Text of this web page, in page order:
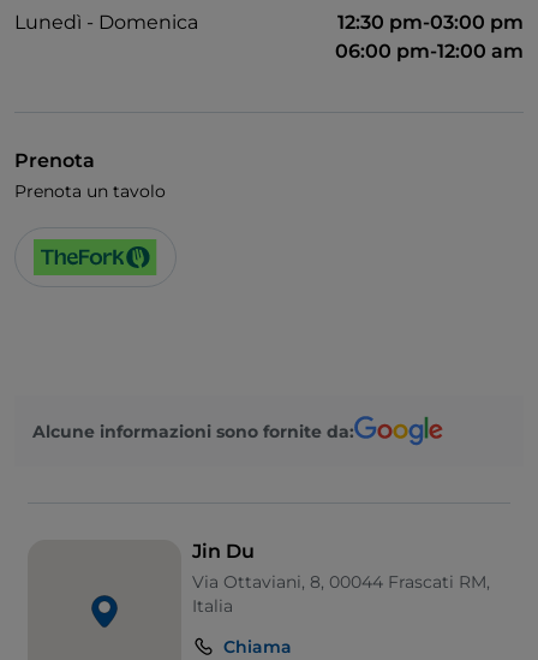
Lunedì - Domenica
12:30 pm-03:00 pm
06:00 pm-12:00 am
Prenota
Prenota un tavolo
Alcune informazioni sono fornite da:
Jin Du
Via Ottaviani, 8, 00044 Frascati RM,
Italia
Chiama